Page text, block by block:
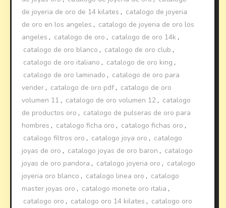
de joyeria de oro de 14 kilates , catalogo de joyeria
de oro en los angeles , catalogo de joyeria de oro los
angeles , catalogo de oro , catalogo de oro 14k ,
catalogo de oro blanco , catalogo de oro club ,
catalogo de oro italiano , catalogo de oro king ,
catalogo de oro laminado , catalogo de oro para
vender , catalogo de oro pdf , catalogo de oro
volumen 11 , catalogo de oro volumen 12 , catalogo
de productos oro , catalogo de pulseras de oro para
hombres , catalogo ficha oro , catalogo fichas oro ,
catalogo filtros oro , catalogo joya oro , catalogo
joyas de oro , catalogo joyas de oro baron , catalogo
joyas de oro pandora , catalogo joyeria oro , catalogo
joyeria oro blanco , catalogo linea oro , catalogo
master joyas oro , catalogo monete oro italia ,
catalogo oro , catalogo oro 14 kilates , catalogo oro